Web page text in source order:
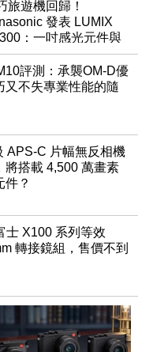
旅遊機回歸！
發表 LUMIX
：一吋感光元件與
光學變焦
評測：承襲OM-D優
又不失專業性能的隨
APS-C 片幅無反相機
將搭載 4,500 萬畫素
件？
士 X100 系列等效
轉接鏡組，售價不到